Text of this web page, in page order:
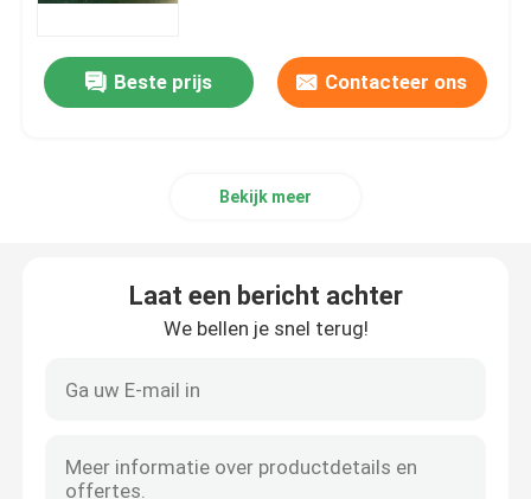
rf-machtsversterker
LTE-Machtsversterker
Breedbandmachtsversterker
mobiele signaalrepeater
Beste prijs Contacteer ons
Bekijk meer
Laat een bericht achter
We bellen je snel terug!